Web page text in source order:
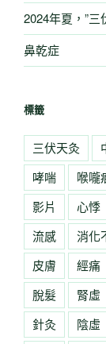
2024年夏，”三
鼻乾症
標籤
三伏天灸
哮喘
喉嚨
影片
心悸
流感
消化
皮膚
經痛
脫髮
腎虛
針灸
陰虛